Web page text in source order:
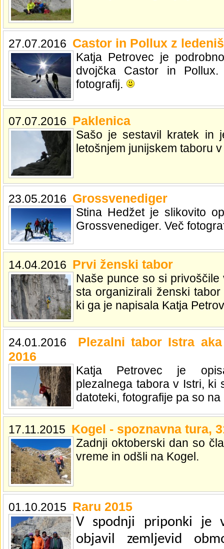
27.07.2016 Castor in Pollux z
Katja Petrovec je
dvojčka Castor in
fotografij.
07.07.2016 Paklenica
Sašo je sestavil kratek in
letošnjem junijskem taboru
23.05.2016 Grossvenediger
Stina Hedžet je slikovito
Grossvenediger. Več
14.04.2016 Prvi ženski tabor
Naše punce so si
sta organizirali ženski
ki ga je napisala Katja
24.01.2016
Plezalni tabor Istra
2016
Katja Petrovec je
plezalnega tabora v Istri, ki
datoteki, fotografije pa so
17.11.2015 Kogel - spoznavna tura,
Zadnji oktoberski dan so
vreme in odšli na Kogel.
01.10.2015 Raru 2015
V spodnji priponki je
objavil zemljevid